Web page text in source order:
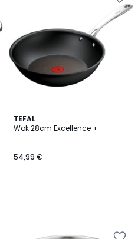
TEFAL
Wok 28cm Excellence +
54,99 €